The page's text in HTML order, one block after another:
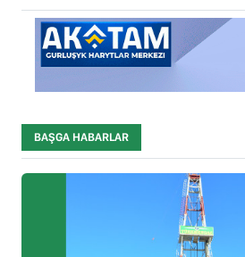
BAŞGA HABARLAR